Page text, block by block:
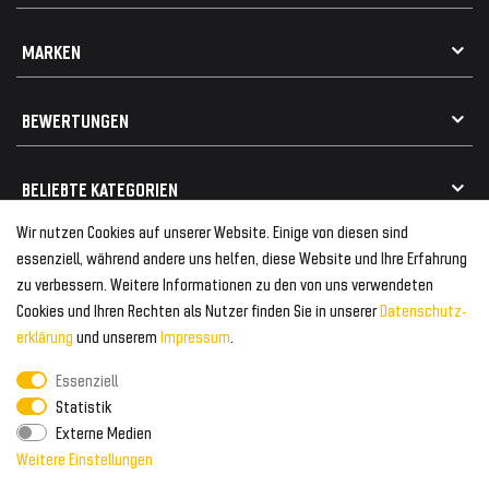
Wir nutzen Cookies auf unserer Website. Einige von diesen sind
essenziell, während andere uns helfen, diese Website und Ihre Erfahrung
zu verbessern. Weitere Informationen zu den von uns verwendeten
Cookies und Ihren Rechten als Nutzer finden Sie in unsererDaten­schutz­
erklärung und unserem Impressum.
Essenziell
Statistik
Externe Medien
Weitere Einstellungen
Widerrufsrecht
Vertrag widerrufen
Elektro- / Altteilentsorgung
MARKEN
Geeignet für Mercedes
BEWERTUNGEN
BELIEBTE KATEGORIEN
Frontspoiler
Heckspoiler
Kabelbäume
Kühlergrill
FOLGEN SIE UNS AUF
Tuning Fanatics
ZAHLUNG & VERSAND
Zahlungsanbieter
Versand & Zahlung
WELTWEITER VERSAND
© 2026 Tuning Fanatics